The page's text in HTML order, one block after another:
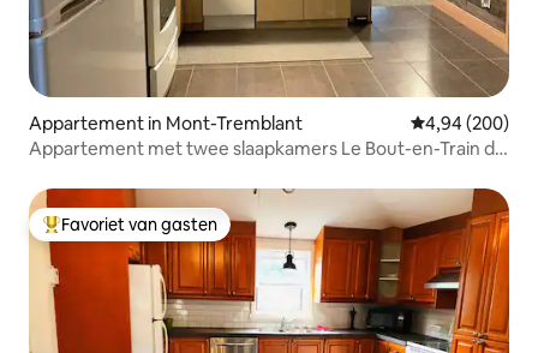
Appartement in Mont-Tremblant Gemiddelde
4,94 (200)
Appartement met twee slaapkamers Le Bout-en-Train du
Topfavoriet van gasten
Favoriet van gasten